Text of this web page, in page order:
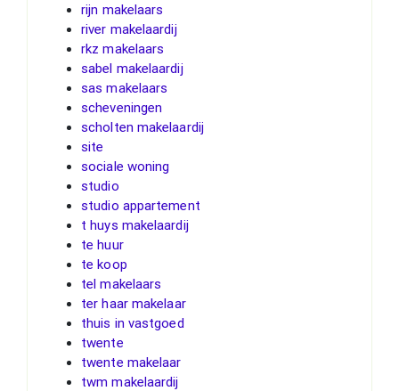
rijn makelaars
river makelaardij
rkz makelaars
sabel makelaardij
sas makelaars
scheveningen
scholten makelaardij
site
sociale woning
studio
studio appartement
t huys makelaardij
te huur
te koop
tel makelaars
ter haar makelaar
thuis in vastgoed
twente
twente makelaar
twm makelaardij